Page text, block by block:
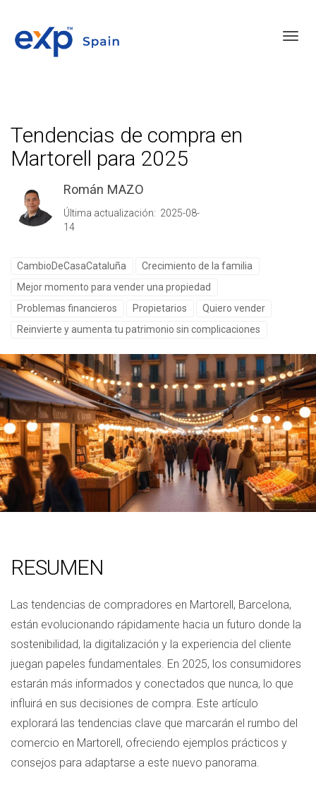
Tendencias de compra en
Martorell para 2025
Román MAZO
Última actualización: 2025-08-
14
CambioDeCasaCataluña
Crecimiento de la familia
Mejor momento para vender una propiedad
Problemas financieros
Propietarios
Quiero vender
Reinvierte y aumenta tu patrimonio sin complicaciones
RESUMEN
Las tendencias de compradores en Martorell, Barcelona,
están evolucionando rápidamente hacia un futuro donde la
sostenibilidad, la digitalización y la experiencia del cliente
juegan papeles fundamentales. En 2025, los consumidores
estarán más informados y conectados que nunca, lo que
influirá en sus decisiones de compra. Este artículo
explorará las tendencias clave que marcarán el rumbo del
comercio en Martorell, ofreciendo ejemplos prácticos y
consejos para adaptarse a este nuevo panorama.